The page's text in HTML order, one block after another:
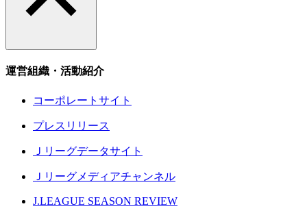
運営組織・活動紹介
コーポレートサイト
プレスリリース
Ｊリーグデータサイト
Ｊリーグメディアチャンネル
J.LEAGUE SEASON REVIEW